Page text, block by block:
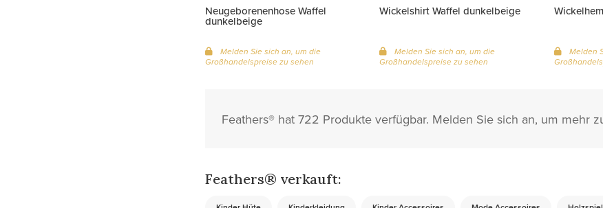
Neugeborenenhose Waffel
dunkelbeige
Melden Sie sich an, um die
Großhandelspreise zu sehen
Wickelshirt Waffel dunkelbeige
Melden Sie sich an, um die
Großhandelspreise zu sehen
Melden
Feathers® hat 722 Produkte verfügbar. Melden Sie sich an, um mehr
Feathers® verkauft: